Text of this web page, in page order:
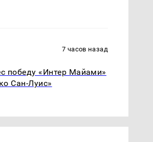
криптомиллионера
7 часов назад
победу «Интер Майами»
Сан-Луис»